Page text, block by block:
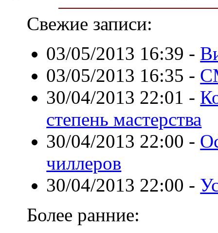
Свежие записи:
03/05/2013 16:39 -
03/05/2013 16:35 -
30/04/2013 22:01 -
степень мастерства
30/04/2013 22:00 -
чиллеров
30/04/2013 22:00 -
Более ранние: